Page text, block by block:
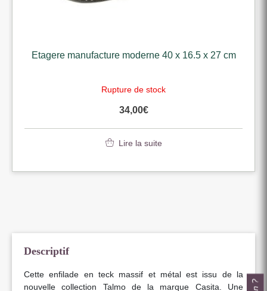
Etagere manufacture moderne 40 x 16.5 x 27 cm
Rupture de stock
34,00€
Lire la suite
Descriptif
Cette enfilade en teck massif et métal est issu de la
nouvelle collection Talmo de la marque Casita. Une